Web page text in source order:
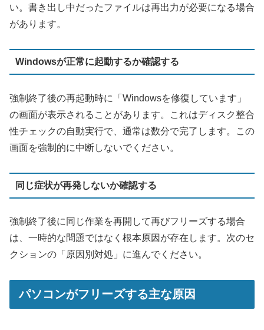
い。書き出し中だったファイルは再出力が必要になる場合
があります。
Windowsが正常に起動するか確認する
強制終了後の再起動時に「Windowsを修復しています」
の画面が表示されることがあります。これはディスク整合
性チェックの自動実行で、通常は数分で完了します。この
画面を強制的に中断しないでください。
同じ症状が再発しないか確認する
強制終了後に同じ作業を再開して再びフリーズする場合
は、一時的な問題ではなく根本原因が存在します。次のセ
クションの「原因別対処」に進んでください。
パソコンがフリーズする主な原因